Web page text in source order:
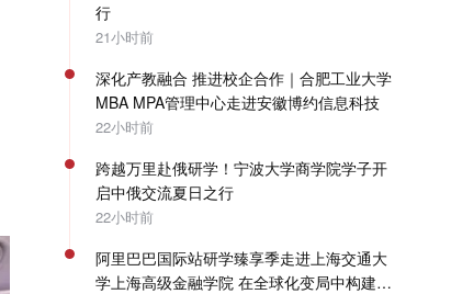
行
21小时前
深化产教融合 推进校企合作｜合肥工业大学
MBA MPA管理中心走进安徽博约信息科技
22小时前
跨越万里赴俄研学！宁波大学商学院学子开
启中俄交流夏日之行
22小时前
阿里巴巴国际站研学臻享季走进上海交通大
学上海高级金融学院 在全球化变局中构建企